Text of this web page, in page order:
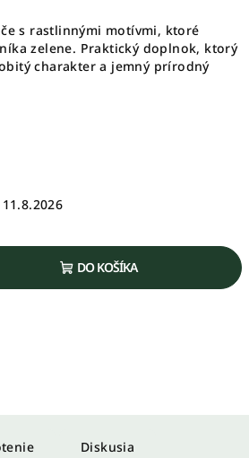
s rastlinnými motívmi, ktoré
zelene. Praktický doplnok, ktorý
charakter a jemný prírodný
11.8.2026
DO KOŠÍKA
Diskusia